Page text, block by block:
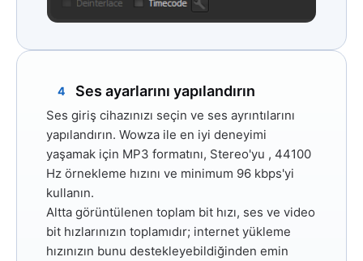
4 Ses ayarlarını yapılandırın
Ses giriş cihazınızı seçin ve ses ayrıntılarını
yapılandırın. Wowza ile en iyi deneyimi
yaşamak için MP3 formatını, Stereo'yu , 44100
Hz örnekleme hızını ve minimum 96 kbps'yi
kullanın.
Altta görüntülenen toplam bit hızı, ses ve video
bit hızlarınızın toplamıdır; internet yükleme
hızınızın bunu destekleyebildiğinden emin